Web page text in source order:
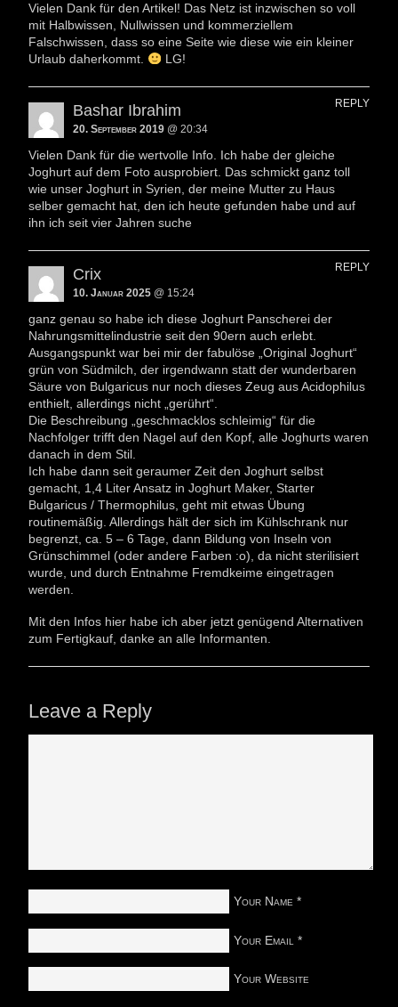
Vielen Dank für den Artikel! Das Netz ist inzwischen so voll
mit Halbwissen, Nullwissen und kommerziellem
Falschwissen, dass so eine Seite wie diese wie ein kleiner
Urlaub daherkommt.
LG!
Bashar Ibrahim
20. September 2019 @ 20:34
Vielen Dank für die wertvolle Info. Ich habe der gleiche
Joghurt auf dem Foto ausprobiert. Das schmickt ganz toll
wie unser Joghurt in Syrien, der meine Mutter zu Haus
selber gemacht hat, den ich heute gefunden habe und auf
ihn ich seit vier Jahren suche
REPLY
Crix
10. Januar 2025 @ 15:24
ganz genau so habe ich diese Joghurt Panscherei der
Nahrungsmittelindustrie seit den 90ern auch erlebt.
Ausgangspunkt war bei mir der fabulöse „Original Joghurt“
grün von Südmilch, der irgendwann statt der wunderbaren
Säure von Bulgaricus nur noch dieses Zeug aus Acidophilus
enthielt, allerdings nicht „gerührt“.
Die Beschreibung „geschmacklos schleimig“ für die
Nachfolger trifft den Nagel auf den Kopf, alle Joghurts waren
danach in dem Stil.
Ich habe dann seit geraumer Zeit den Joghurt selbst
gemacht, 1,4 Liter Ansatz in Joghurt Maker, Starter
Bulgaricus / Thermophilus, geht mit etwas Übung
routinemäßig. Allerdings hält der sich im Kühlschrank nur
begrenzt, ca. 5 – 6 Tage, dann Bildung von Inseln von
Grünschimmel (oder andere Farben :o), da nicht sterilisiert
wurde, und durch Entnahme Fremdkeime eingetragen
werden.
Mit den Infos hier habe ich aber jetzt genügend Alternativen
zum Fertigkauf, danke an alle Informanten.
REPLY
Leave a Reply
Your Name *
Your Email *
Your Website